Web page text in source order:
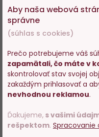
100%
Veuve Clicquot La Grande
Dame 2018 0,75l
Skladom 11 ks
Aby naša webová
správne
(súhlas s cookies)
Prečo potrebujeme váš
zapamätali, čo máte v
skontrolovať stav svojej
zakaždým prihlasovať a
nevhodnou reklamou.
Ďakujeme, s vašimi
rešpektom. Spracovanie
potvrďte,